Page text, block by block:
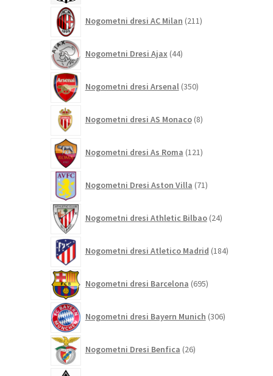
Nogometni dresi AC Milan 211izdelkov
Nogometni Dresi Ajax 44izdelkov
Nogometni dresi Arsenal 350izdelkov
Nogometni dresi AS Monaco 8izdelkov
Nogometni dresi As Roma 121izdelkov
Nogometni Dresi Aston Villa 71izdelkov
Nogometni dresi Athletic Bilbao 24izdelkov
Nogometni dresi Atletico Madrid 184izdelkov
Nogometni dresi Barcelona 695izdelkov
Nogometni dresi Bayern Munich 306izdelkov
Nogometni Dresi Benfica 26izdelkov